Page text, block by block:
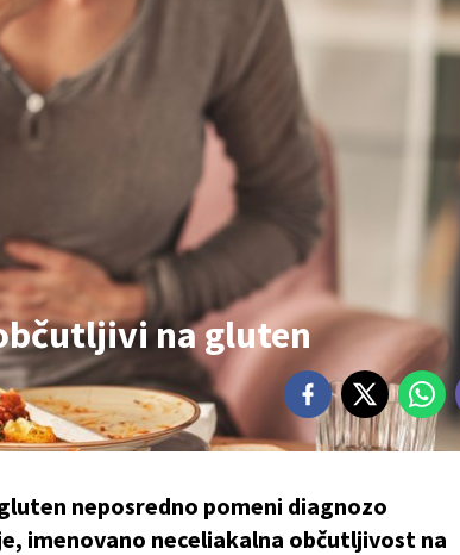
na gluten
neposredno pomeni diagnozo
imenovano neceliakalna občutljivost na